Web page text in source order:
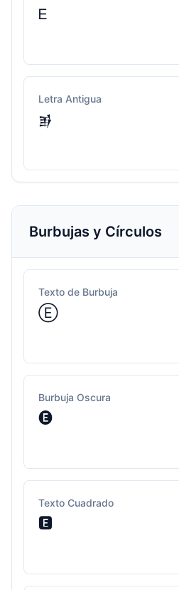
Ꭼ
Letra Antigua
𒂊
Burbujas y Círculos
Texto de Burbuja
Ⓔ
Burbuja Oscura
🅔
Texto Cuadrado
🅴